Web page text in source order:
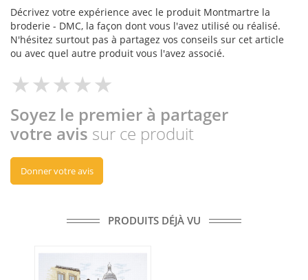
Décrivez votre expérience avec le produit Montmartre la
broderie - DMC, la façon dont vous l'avez utilisé ou réalisé.
N'hésitez surtout pas à partagez vos conseils sur cet article
ou avec quel autre produit vous l'avez associé.
Soyez le premier à partager
votre avis sur ce produit
Donner votre avis
PRODUITS DÉJÀ VU